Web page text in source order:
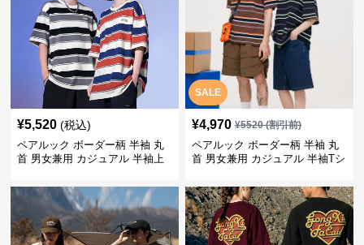
¥5,520 (税込)
ペアルック ボーダー柄 半袖 丸
首 男女兼用 カジュアル 半袖上
SALE
¥4,970 ¥5520(割引前)
ペアルック ボーダー柄 半袖 丸
首 男女兼用 カジュアル 半袖Tシ